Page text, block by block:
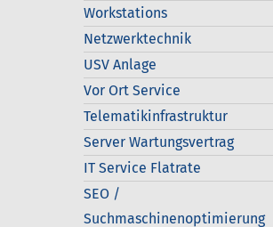
Workstations
Netzwerktechnik
USV Anlage
Vor Ort Service
Telematikinfrastruktur
Server Wartungsvertrag
IT Service Flatrate
SEO /
Suchmaschinenoptimierung